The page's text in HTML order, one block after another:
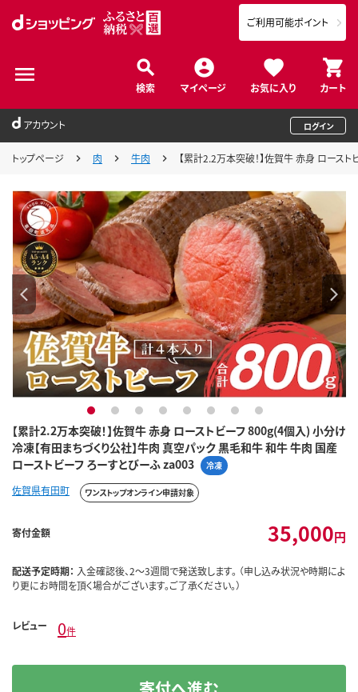
検索 マイページ お気に入り カート
ご利用可能ポイント
アカウント ログイン
トップページ 肉 牛肉 【累計2.2万本突破！】佐賀牛 赤身 ロース
【累計2.2万本突破！】佐賀牛 赤身 ローストビーフ 800g(4個入) 小分け
冷凍【有田まちづくり公社】牛肉 真空パック 黒毛和牛 和牛 牛肉 国産
ローストビーフ ろーすとびーふ za003
冷凍
1 2 3 4 5 6 7 8
佐賀県有田町 ワンストップオンライン申請対象
寄付金額 35,000円
配送予定時期： 入金確認後、2～3週間で発送致します。 （申し込み状況や時期によ
り更にお時間を頂く場合がございます。ご了承ください。）
レビュー 0件